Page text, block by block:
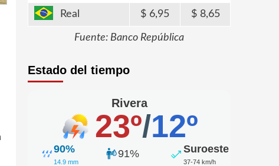
Real 6,95 8,65
Fuente: Banco República
Estado del tiempo
Rivera
23º/12º
90%
14.9 mm
91% Suroeste
37-74 km/h